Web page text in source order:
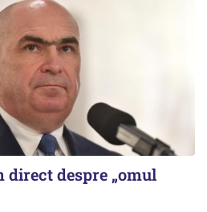
direct despre „omul